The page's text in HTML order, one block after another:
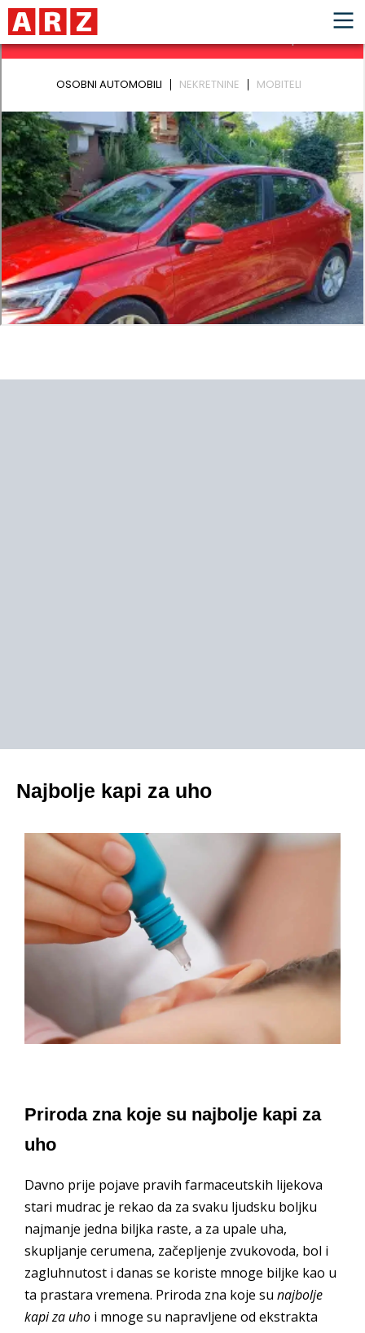
Najbolje kapi za uho
Priroda zna koje su najbolje kapi za
uho
Davno prije pojave pravih farmaceutskih lijekova
stari mudrac je rekao da za svaku ljudsku boljku
najmanje jedna biljka raste, a za upale uha,
skupljanje cerumena, začepljenje zvukovoda, bol i
zagluhnutost i danas se koriste mnoge biljke kao u
ta prastara vremena. Priroda zna koje su najbolje
kapi za uho i mnoge su napravljene od ekstrakta